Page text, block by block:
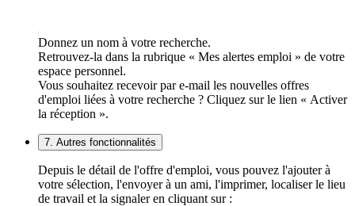
Donnez un nom à votre recherche.
Retrouvez-la dans la rubrique « Mes alertes emploi » de votre
espace personnel.
Vous souhaitez recevoir par e-mail les nouvelles offres
d'emploi liées à votre recherche ? Cliquez sur le lien « Activer
la réception ».
7. Autres fonctionnalités
Depuis le détail de l'offre d'emploi, vous pouvez l'ajouter à
votre sélection, l'envoyer à un ami, l'imprimer, localiser le lieu
de travail et la signaler en cliquant sur :